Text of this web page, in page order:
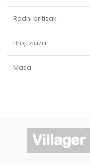
Radni pritisak
Broj izlaza
Masa